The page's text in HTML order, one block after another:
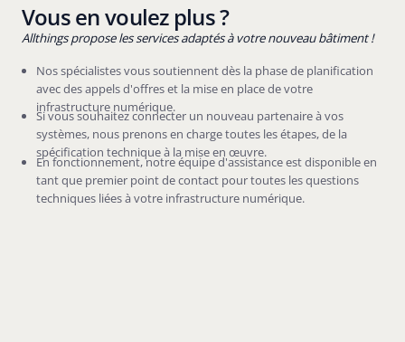
Vous en voulez plus ?
Allthings propose les services adaptés à votre nouveau bâtiment !
Nos spécialistes vous soutiennent dès la phase de planification
avec des appels d'offres et la mise en place de votre
infrastructure numérique.
Si vous souhaitez connecter un nouveau partenaire à vos
systèmes, nous prenons en charge toutes les étapes, de la
spécification technique à la mise en œuvre.
En fonctionnement, notre équipe d'assistance est disponible en
tant que premier point de contact pour toutes les questions
techniques liées à votre infrastructure numérique.